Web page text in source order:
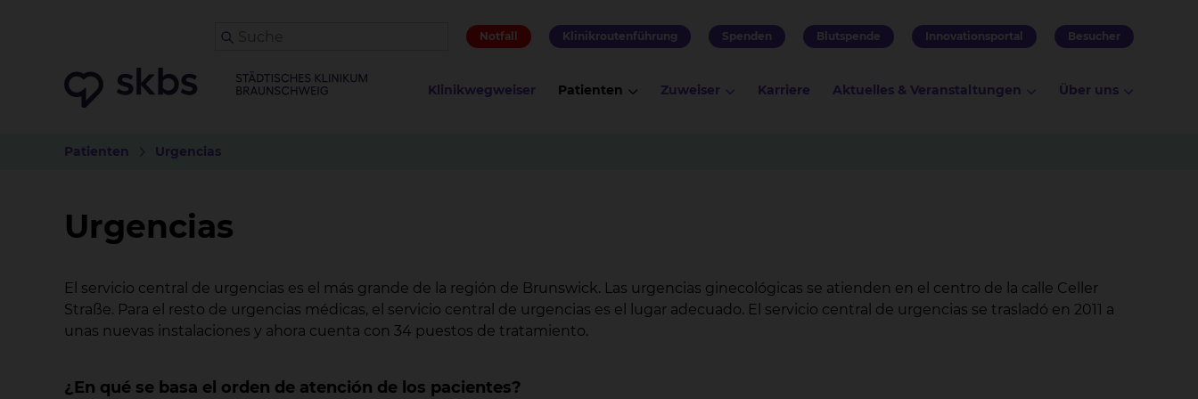
Notfall Klinikroutenführung Spenden Blutspende Innovationsportal Besucher
Klinikwegweiser Patienten Zuweiser Karriere Aktuelles & Veranstaltungen Über uns
Patienten Urgencias
Urgencias
El servicio central de urgencias es el más grande de la región de Brunswick. Las urgencias ginecológicas se atienden en el centro de la calle Celler
Straße. Para el resto de urgencias médicas, el servicio central de urgencias es el lugar adecuado. El servicio central de urgencias se trasladó en 2011 a
unas nuevas instalaciones y ahora cuenta con 34 puestos de tratamiento.
¿En qué se basa el orden de atención de los pacientes?